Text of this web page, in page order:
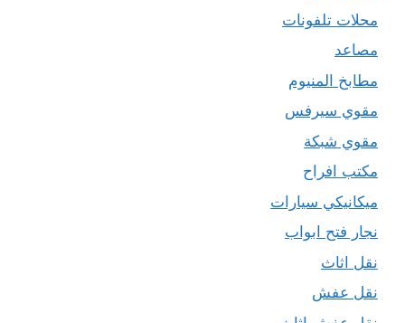
محلات تلفونات
مصاعد
مطابخ المنيوم
مقوي سيرفس
مقوي شبكة
مكتب افراح
ميكانيكي سيارات
نجار فتح ابواب
نقل اثاث
نقل عفش